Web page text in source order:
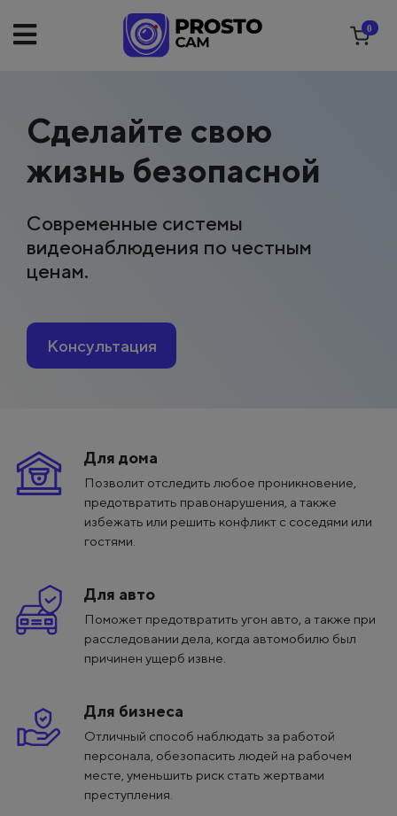
0
Сделайте свою
жизнь безопасной
Современные системы
видеонаблюдения по честным
ценам.
Консультация
Для дома
Позволит отследить любое проникновение,
предотвратить правонарушения, а также
избежать или решить конфликт с соседями или
гостями.
Для авто
Поможет предотвратить угон авто, а также при
расследовании дела, когда автомобилю был
причинен ущерб извне.
Для бизнеса
Отличный способ наблюдать за работой
персонала, обезопасить людей на рабочем
месте, уменьшить риск стать жертвами
преступления.